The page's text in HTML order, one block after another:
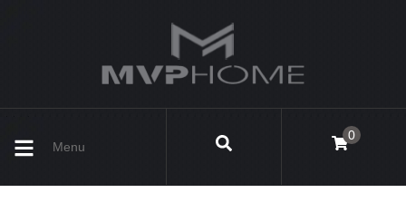
Menu
0